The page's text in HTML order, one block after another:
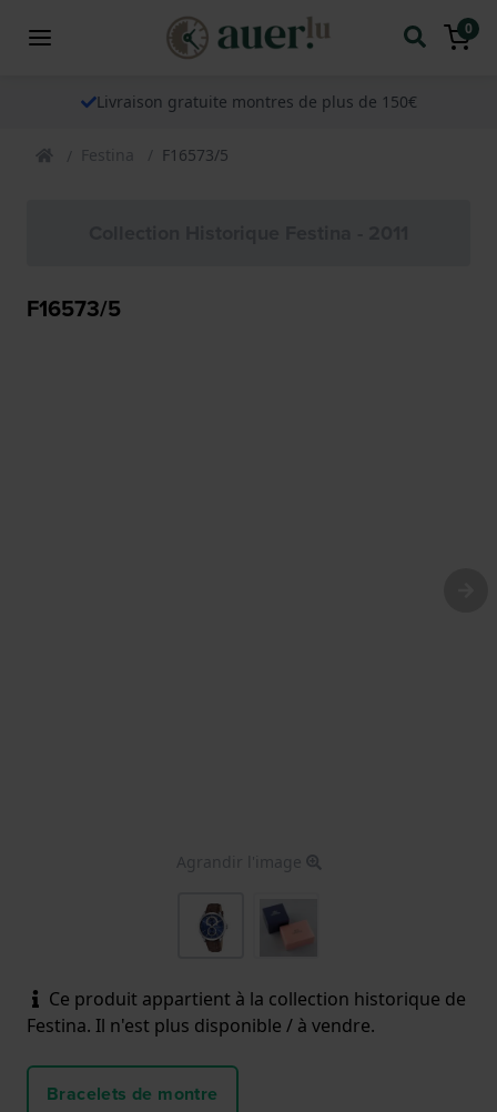
0
Livraison gratuite montres de plus de 150€
Festina F16573/5
F16573/5
Agrandir l'image
Ce produit appartient à la collection historique de
Festina. Il n'est plus disponible / à vendre.
Bracelets de montre